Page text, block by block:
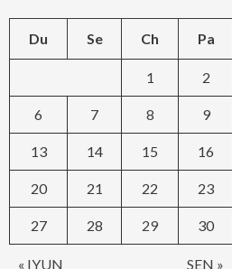
Du Se Ch Pa
« IYUN SEN »
1 2
6 7 8 9
13 14 15 16
20 21 22 23
27 28 29 30